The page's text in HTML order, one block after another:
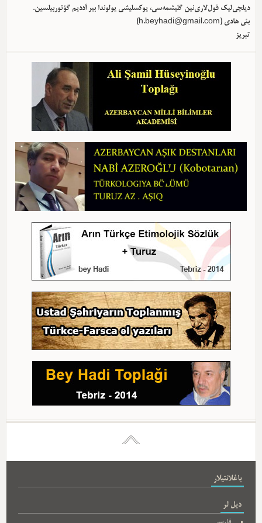
دیلچی‌لیک قول‌لاری‌نین گلیشمه‌سی، یوکسلیشی یولوندا بیر آددیم گؤتوربیلسین.
بئی هادی ( h.beyhadi@gmail.com
)
تبریز
باغلانتیلار
دیل لر